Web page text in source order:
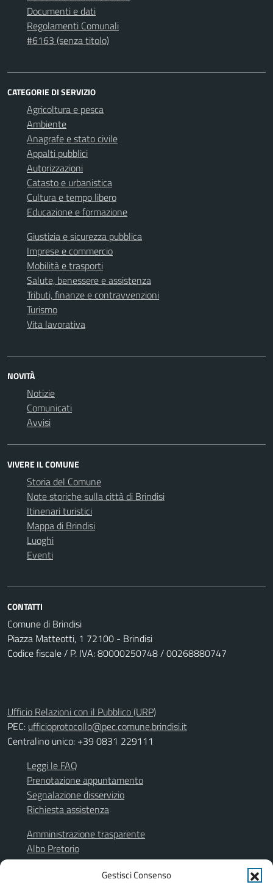
Gestisci Consenso
Documenti e dati
Regolamenti Comunali
#6163 (senza titolo)
CATEGORIE DI SERVIZIO
Agricoltura e pesca
Ambiente
Anagrafe e stato civile
Appalti pubblici
Autorizzazioni
Catasto e urbanistica
Cultura e tempo libero
Educazione e formazione
Giustizia e sicurezza pubblica
Imprese e commercio
Mobilità e trasporti
Salute, benessere e assistenza
Tributi, finanze e contravvenzioni
Turismo
Vita lavorativa
NOVITÀ
Notizie
Comunicati
Avvisi
VIVERE IL COMUNE
Storia del Comune
Note storiche sulla città di Brindisi
Itinenari turistici
Mappa di Brindisi
Luoghi
Eventi
CONTATTI
Comune di Brindisi
Piazza Matteotti, 1 72100 - Brindisi
Codice fiscale / P. IVA: 80000250748 / 00268880747
Ufficio Relazioni con il Pubblico (URP)
PEC: ufficioprotocollo@pec.comune.brindisi.it
Centralino unico: +39 0831 229111
Leggi le FAQ
Prenotazione appuntamento
Segnalazione disservizio
Richiesta assistenza
Amministrazione trasparente
Albo Pretorio
Segnalazione illeciti
Informativa privacy